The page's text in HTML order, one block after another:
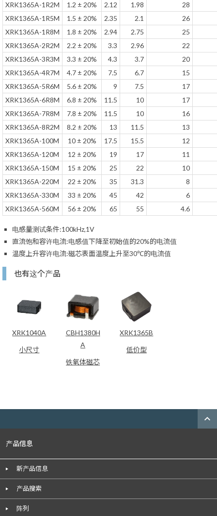
XRK1365A-1R2M 1.2 ± 20% 2.12 1.98
28
XRK1365A-1R5M
1.5 ± 20% 2.35 2.1
26
XRK1365A-1R8M
1.8 ± 20% 2.94 2.75
25
XRK1365A-2R2M
2.2 ± 20% 3.3 2.96
22
XRK1365A-3R3M
3.3 ± 20% 4.3 3.7
20
XRK1365A-4R7M
4.7 ± 20% 7.5 6.7
15
XRK1365A-5R6M
5.6 ± 20% 9 7.5
17
XRK1365A-6R8M
6.8 ± 20% 11.5 10
17
XRK1365A-7R8M
7.8 ± 20% 11.5 10
16
XRK1365A-8R2M
8.2 ± 20% 13 11.5
13
XRK1365A-100M
10 ± 20% 17.5 15.5
12
XRK1365A-120M
12 ± 20% 19 17
11
XRK1365A-150M
15 ± 20% 25 22
10
XRK1365A-220M
22 ± 20% 35 31.3
8
XRK1365A-330M
33 ± 20% 45 42
6
XRK1365A-560M
56 ± 20% 65 55 4.6
电感量测试条件:100kHz,1V
直流饱和容许电流:电感值下降至初始值的20%的电流值
温度上升容许电流:磁芯表面温度上升至30℃的电流值
也有这个产品
XRK1040A
小尺寸
CBH1380H
A
铁氧体磁芯
XRK1365B
低价型
expand_less
产品信息
新产品信息
产品搜索
阵列